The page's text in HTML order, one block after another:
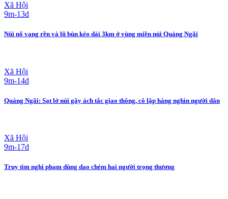
Xã Hội
9m-13d
Núi nổ vang rền và lũ bùn kéo dài 3km ở vùng miền núi Quảng Ngãi
Xã Hội
9m-14d
Quảng Ngãi: Sạt lở núi gây ách tắc giao thông, cô lập hàng nghìn người dân
Xã Hội
9m-17d
Truy tìm nghi phạm dùng dao chém hai người trọng thương